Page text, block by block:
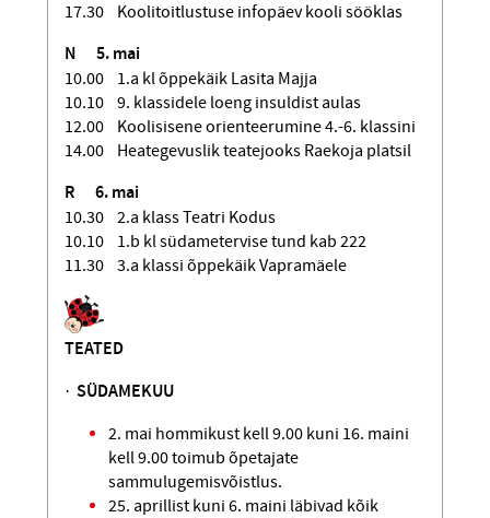
17.30 Koolitoitlustuse infopäev kooli sööklas
N 5. mai
10.00 1.a kl õppekäik Lasita Majja
10.10 9. klassidele loeng insuldist aulas
12.00 Koolisisene orienteerumine 4.-6. klassini
14.00 Heategevuslik teatejooks Raekoja platsil
R 6. mai
10.30 2.a klass Teatri Kodus
10.10 1.b kl südametervise tund kab 222
11.30 3.a klassi õppekäik Vapramäele
TEATED
· SÜDAMEKUU
2. mai hommikust kell 9.00 kuni 16. maini
kell 9.00 toimub õpetajate
sammulugemisvõistlus.
25. aprillist kuni 6. maini läbivad kõik